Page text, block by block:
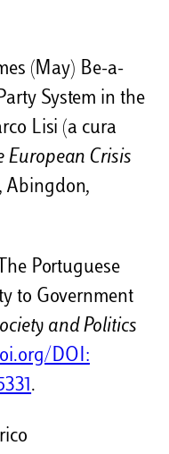
(May) Be-a-
System in the
Lisi (a cura
European Crisis
, Abingdon,
Portuguese
to Government
and Politics
DOI:
.